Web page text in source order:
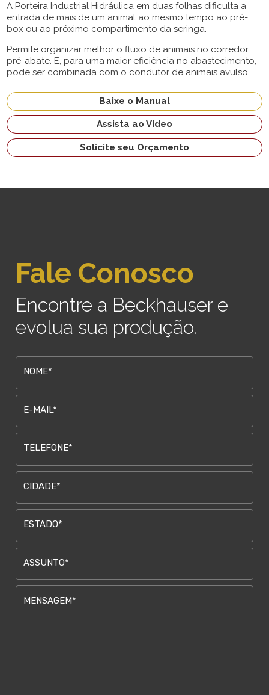
A Porteira Industrial Hidráulica em duas folhas dificulta a
entrada de mais de um animal ao mesmo tempo ao pré-
box ou ao próximo compartimento da seringa.
Permite organizar melhor o fluxo de animais no corredor
pré-abate. E, para uma maior eficiência no abastecimento,
pode ser combinada com o condutor de animais avulso.
Baixe o Manual
Assista ao Vídeo
Solicite seu Orçamento
Fale Conosco
Encontre a Beckhauser e
evolua sua produção.
NOME*
E-MAIL*
TELEFONE*
CIDADE*
ESTADO*
ASSUNTO*
MENSAGEM*